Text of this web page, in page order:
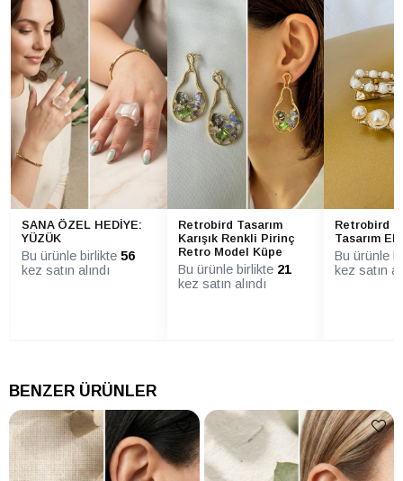
SANA ÖZEL HEDİYE:
YÜZÜK
Bu ürünle birlikte 56
kez satın alındı
Retrobird Tasarım
Karışık Renkli Pirinç
Retro Model Küpe
Bu ürünle birlikte 21
kez satın alındı
Retrobird
Tasarım
Bu ürünle
kez satın
BENZER ÜRÜNLER